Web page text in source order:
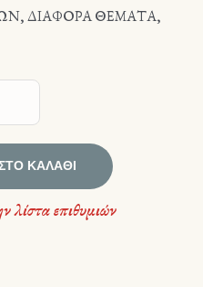
,ΔΙΑΦΟΡΑ ΘΕΜΑΤΑ,
ΚΑΛΆΘΙ
λίστα επιθυμιών